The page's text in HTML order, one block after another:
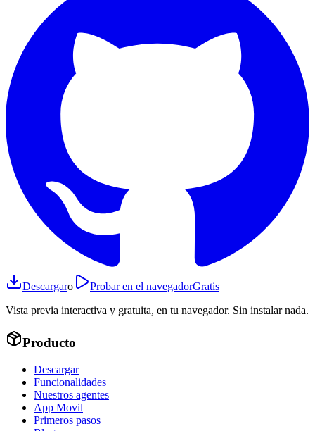
Descargaro Probar en el navegadorGratis
Vista previa interactiva y gratuita, en tu navegador. Sin instalar nada.
Producto
Descargar
Funcionalidades
Nuestros agentes
App Movil
Primeros pasos